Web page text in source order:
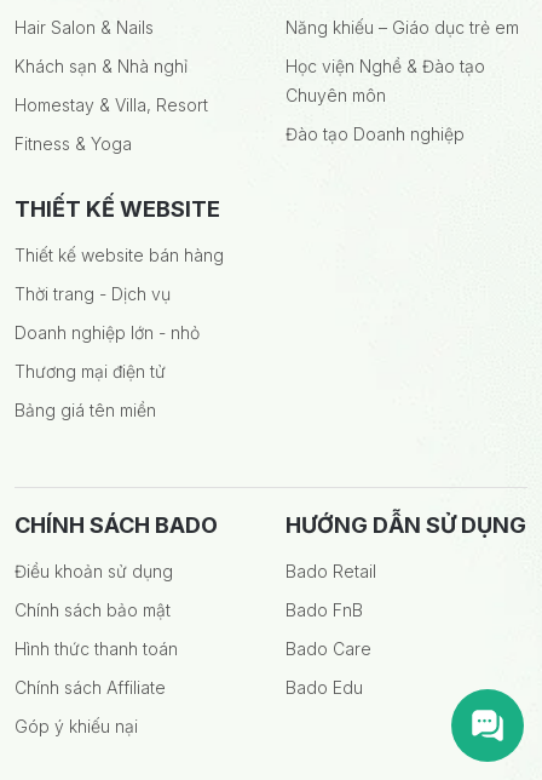
Hair Salon & Nails
Khách sạn & Nhà nghỉ
Homestay & Villa, Resort
Fitness & Yoga
Năng khiếu – Giáo dục trẻ em
Học viện Nghề & Đào tạo
Chuyên môn
Đào tạo Doanh nghiệp
THIẾT KẾ WEBSITE
Thiết kế website bán hàng
Thời trang - Dịch vụ
Doanh nghiệp lớn - nhỏ
Thương mại điện tử
Bảng giá tên miền
CHÍNH SÁCH BADO
Điều khoản sử dụng
Chính sách bảo mật
Hình thức thanh toán
Chính sách Affiliate
Góp ý khiếu nại
HƯỚNG DẪN SỬ DỤNG
Bado Retail
Bado FnB
Bado Care
Bado Edu